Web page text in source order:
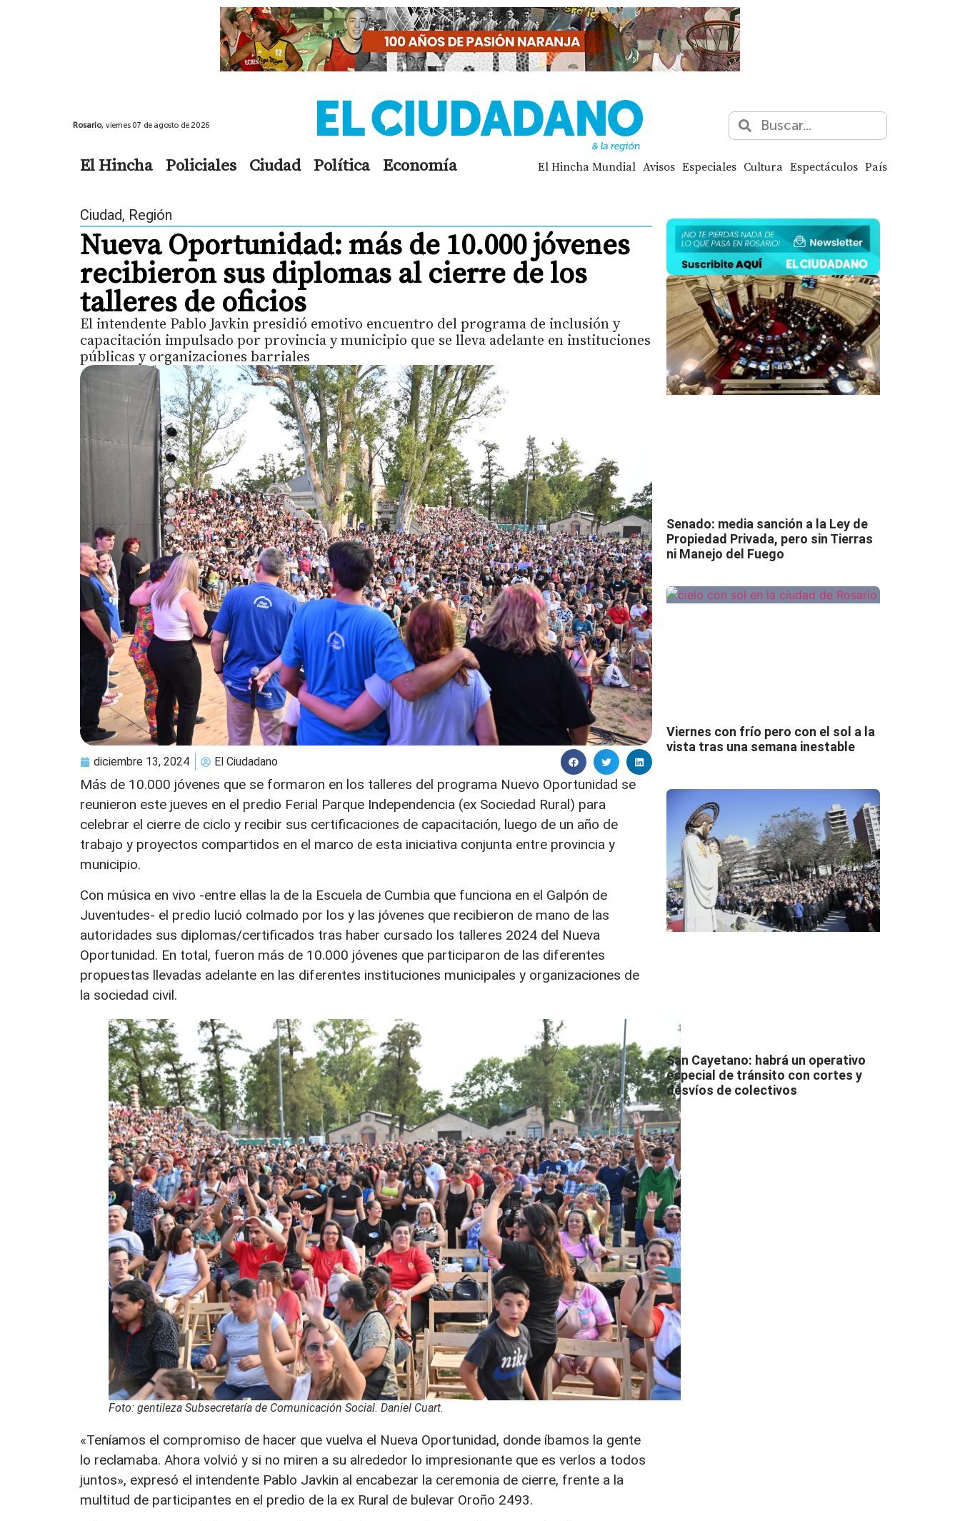
Rosario, viernes 07 de agosto de 2026
El Hincha Policiales Ciudad Política Economía El Hincha Mundial Avisos Especiales Cultura Espectáculos País
Ciudad, Región
Nueva Oportunidad: más de 10.000 jóvenes
recibieron sus diplomas al cierre de los
talleres de oficios
El intendente Pablo Javkin presidió emotivo encuentro del programa de inclusión y
capacitación impulsado por provincia y municipio que se lleva adelante en instituciones
públicas y organizaciones barriales
diciembre 13, 2024 El Ciudadano
Más de 10.000 jóvenes que se formaron en los talleres del programa Nuevo Oportunidad se
reunieron este jueves en el predio Ferial Parque Independencia (ex Sociedad Rural) para
celebrar el cierre de ciclo y recibir sus certificaciones de capacitación, luego de un año de
trabajo y proyectos compartidos en el marco de esta iniciativa conjunta entre provincia y
municipio.
Con música en vivo -entre ellas la de la Escuela de Cumbia que funciona en el Galpón de
Juventudes- el predio lució colmado por los y las jóvenes que recibieron de mano de las
autoridades sus diplomas/certificados tras haber cursado los talleres 2024 del Nueva
Oportunidad. En total, fueron más de 10.000 jóvenes que participaron de las diferentes
propuestas llevadas adelante en las diferentes instituciones municipales y organizaciones de
la sociedad civil.
Foto: gentileza Subsecretaría de Comunicación Social. Daniel Cuart.
«Teníamos el compromiso de hacer que vuelva el Nueva Oportunidad, donde íbamos la gente
lo reclamaba. Ahora volvió y si no miren a su alrededor lo impresionante que es verlos a todos
juntos», expresó el intendente Pablo Javkin al encabezar la ceremonia de cierre, frente a la
multitud de participantes en el predio de la ex Rural de bulevar Oroño 2493.
Senado: media sanción a la Ley de
Propiedad Privada, pero sin Tierras
ni Manejo del Fuego
Viernes con frío pero con el sol a la
vista tras una semana inestable
San Cayetano: habrá un operativo
especial de tránsito con cortes y
desvíos de colectivos